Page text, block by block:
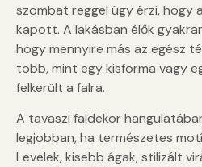
szombat reggel úgy érzi, hogy
kapott. A lakásban élők
hogy mennyire más az egész
több, mint egy kisforma vagy
felkerült a falra.
A tavaszi faldekor
legjobban, ha természetes
Levelek, kisebb ágak, stilizált